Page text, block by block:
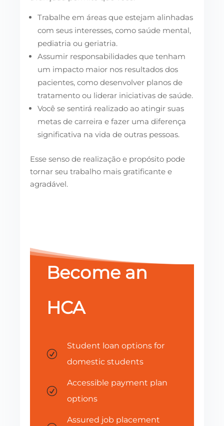
Trabalhe em áreas que estejam alinhadas
com seus interesses, como saúde mental,
pediatria ou geriatria.
Assumir responsabilidades que tenham
um impacto maior nos resultados dos
pacientes, como desenvolver planos de
tratamento ou liderar iniciativas de saúde.
Você se sentirá realizado ao atingir suas
metas de carreira e fazer uma diferença
significativa na vida de outras pessoas.
Esse senso de realização e propósito pode
tornar seu trabalho mais gratificante e
agradável.
Become an
HCA
R
Student loan options for
domestic students
R
Accessible payment plan
options
Assured job placement